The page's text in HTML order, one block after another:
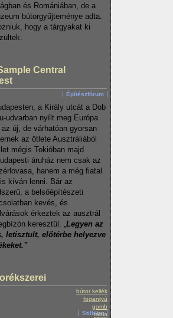
és Romániában, de a
bútorgyűjteménye adta.
hogy a tárgyakat ki
Central
Építészfórum
a Király utcát a Dob
udvarban nyílt meg Európa
új, de várhatóan gyorsan
az ötlete Ausztráliából
mégis Tokióban majd
áruház nem csak az
hanem a még fiatal
kíván lenni. Bár az
a belsőépítészeti
kevés, és
érkeztek az ausztrál
keresztül. „ Legyen az
letisztult, előtérbe helyezve
bútor kellék
fogantyú
gomb
tábla
Stilblog